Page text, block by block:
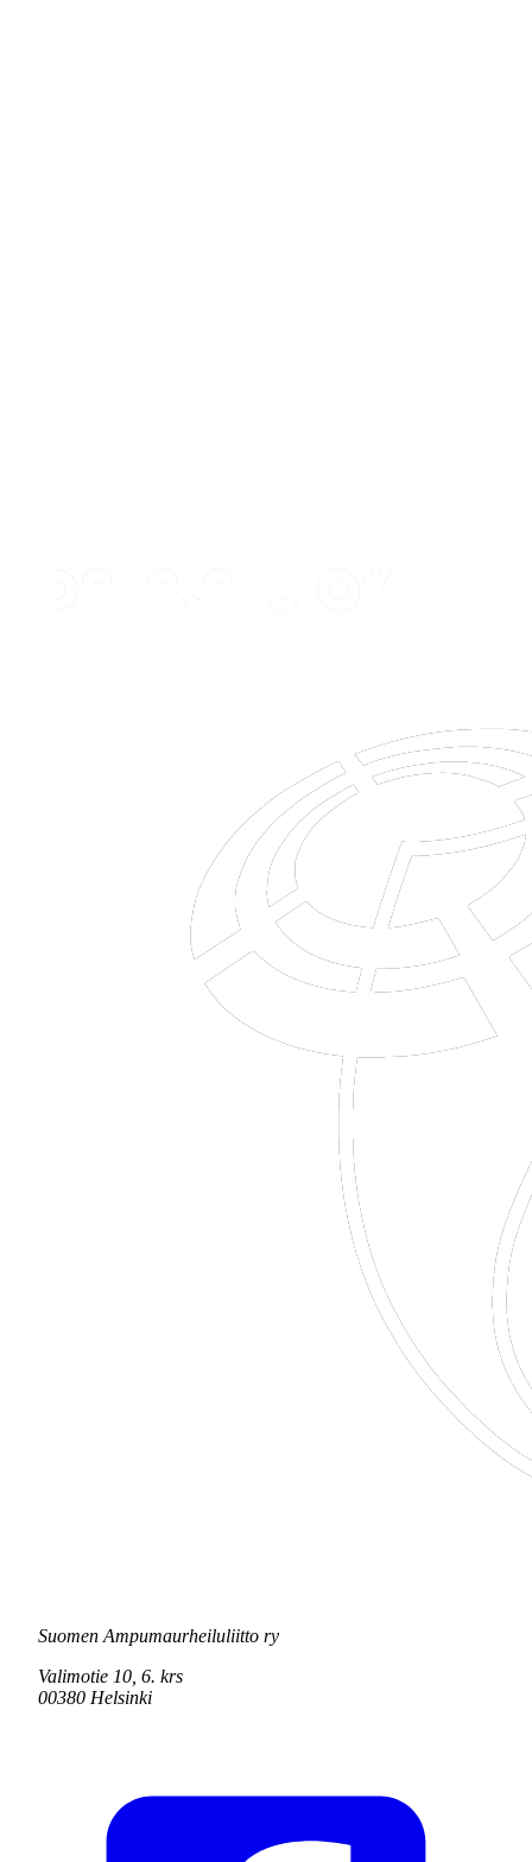
Suomen Ampumaurheiluliitto ry
Valimotie 10, 6. krs
00380 Helsinki